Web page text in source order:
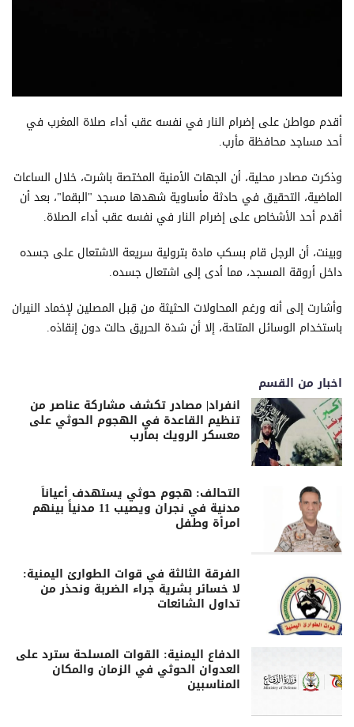
أقدم مواطن على إضرام النار في نفسه عقب أداء صلاة المغرب في
أحد مساجد محافظة مأرب.
وذكرت مصادر محلية، أن الجهات الأمنية المختصة باشرت، خلال الساعات
الماضية، التحقيق في حادثة مأساوية شهدها مسجد "البقما"، بعد أن
أقدم أحد الأشخاص على إضرام النار في نفسه عقب أداء الصلاة.
وبينت، أن الرجل قام بسكب مادة بترولية سريعة الاشتعال على جسده
داخل أروقة المسجد، مما أدى إلى اشتعال جسده.
وأشارت إلى أنه ورغم المحاولات الحثيثة من قِبل المصلين لإخماد النيران
باستخدام الوسائل المتاحة، إلا أن شدة الحريق حالت دون إنقاذه.
اخبار من القسم
انفراد| مصادر تكشف مشاركة عناصر من
تنظيم القاعدة في الهجوم الحوثي على
معسكر الرويك بمأرب
التحالف: هجوم حوثي يستهدف أعياناً
مدنية في نجران ويصيب 11 مدنياً بينهم
امرأة وطفل
الفرقة الثالثة في قوات الطوارئ اليمنية:
لا خسائر بشرية جراء الضربة ونحذر من
تداول الشائعات
الدفاع اليمنية: القوات المسلحة سترد على
العدوان الحوثي في الزمان والمكان
المناسبين